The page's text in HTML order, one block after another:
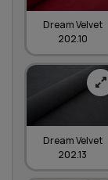
Dream Velvet
202.10
Dream Velvet
202.13